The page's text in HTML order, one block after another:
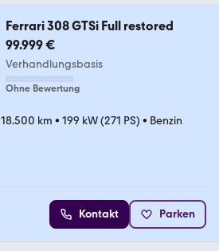
Ferrari 308 GTSi Full restored
99.999 €
Verhandlungsbasis
Ohne Bewertung
18.500 km • 199 kW (271 PS) • Benzin
Kontakt Parken